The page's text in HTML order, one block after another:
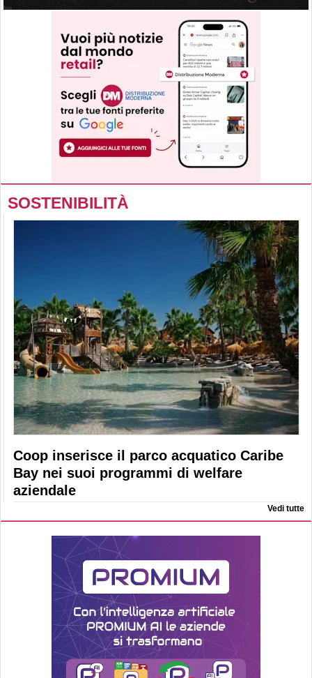
SOSTENIBILITÀ
Coop inserisce il parco acquatico Caribe
Bay nei suoi programmi di welfare
aziendale
Vedi tutte